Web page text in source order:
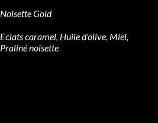
Noisette Gold
Eclats caramel, Huile d'olive, Miel,
Praliné noisette